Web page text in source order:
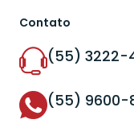
Contato
(55) 3222-
(55) 9600-